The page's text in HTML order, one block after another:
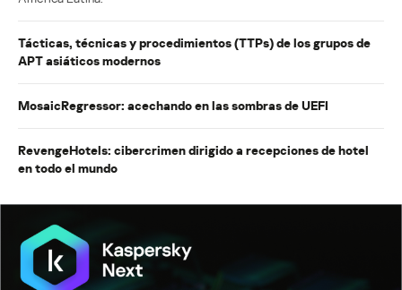
Tácticas, técnicas y procedimientos (TTPs) de los grupos de
APT asiáticos modernos
MosaicRegressor: acechando en las sombras de UEFI
RevengeHotels: cibercrimen dirigido a recepciones de hotel
en todo el mundo